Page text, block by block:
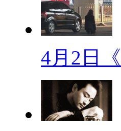
当她的消息再
为有网友曝出
么？很多网友
【正文】3月
厦旁的赤黄路
下落不明。杨
4月2日